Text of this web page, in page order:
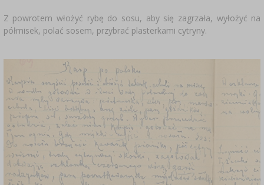
Z powrotem włożyć rybę do sosu, aby się zagrzała, wyłożyć na
półmisek, polać sosem, przybrać plasterkami cytryny.